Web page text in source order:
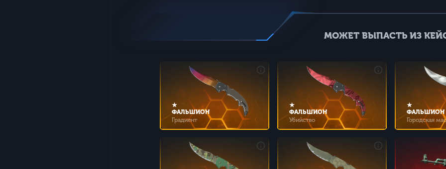
МОЖЕТ ВЫПАСТЬ ИЗ
★
ФАЛЬШИОН
Градиент
★
ФАЛЬШИОН
Убийство
★
ФАЛЬШИОН
Городская